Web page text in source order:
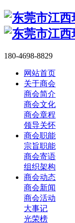
180-4698-8829
网站首页
关于商会
商会简介
商会文化
商会章程
领导关怀
商会职能
宗旨职能
商会寄语
组织架构
商会动态
商会新闻
商会活动
大事记
光荣榜